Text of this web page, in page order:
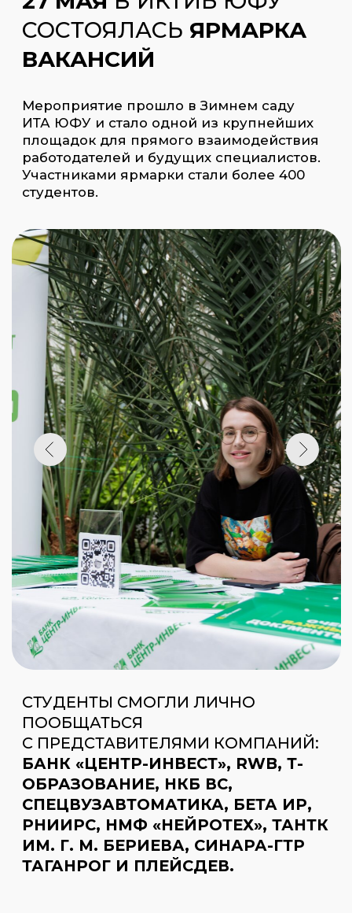
СТУДЕНТЫ СМОГЛИ ЛИЧНО
ПООБЩАТЬСЯ
С ПРЕДСТАВИТЕЛЯМИ КОМПАНИЙ:
БАНК «ЦЕНТР-ИНВЕСТ», RWB, Т-
ОБРАЗОВАНИЕ, НКБ ВС,
СПЕЦВУЗАВТОМАТИКА, БЕТА ИР,
РНИИРС, НМФ «НЕЙРОТЕХ», ТАНТК
ИМ. Г. М. БЕРИЕВА, СИНАРА-ГТР
ТАГАНРОГ И ПЛЕЙСДЕВ.
Публикация в ВК
Сейчас при поиске работы
на популярных платформах часто
сталкиваешься с тем, что резюме
могут даже не дойти до работодателя
из-за автоматического отбора.
На ярмарке вакансий у нас была
обменяться контактами, получить
обратную связь и приглашения
на стажировку или практику.
Такой формат действительно
помогает найти место будущей
работы
Студент 3 курса
Дурасов Даниил: